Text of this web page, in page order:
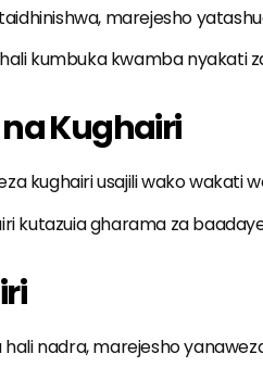
marejesho
kumbuka kwamba nyakati
Kughairi
kughairi usajili wako wakati
kutazuia gharama za
hali nadra, marejesho